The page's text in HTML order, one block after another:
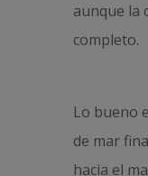
aunque la
completo.
Lo bueno
de mar
hacia el